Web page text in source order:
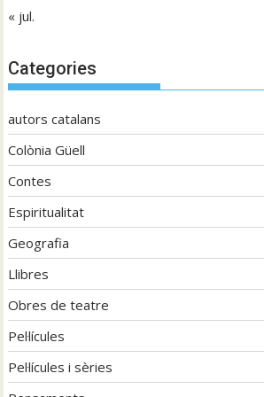
« jul.
Categories
autors catalans
Colònia Güell
Contes
Espiritualitat
Geografia
Llibres
Obres de teatre
Pel·lícules
Pel·lícules i sèries